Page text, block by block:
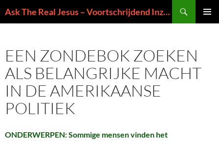
naar
Ask The Real Jesus – Voortschrijdend Inzicht in de Zin van het Leven
EEN ZONDEBOK ZOEKEN
ALS BELANGRIJKE MACHT
IN DE AMERIKAANSE
POLITIEK
ONDERWERPEN: Sommige mensen vinden het